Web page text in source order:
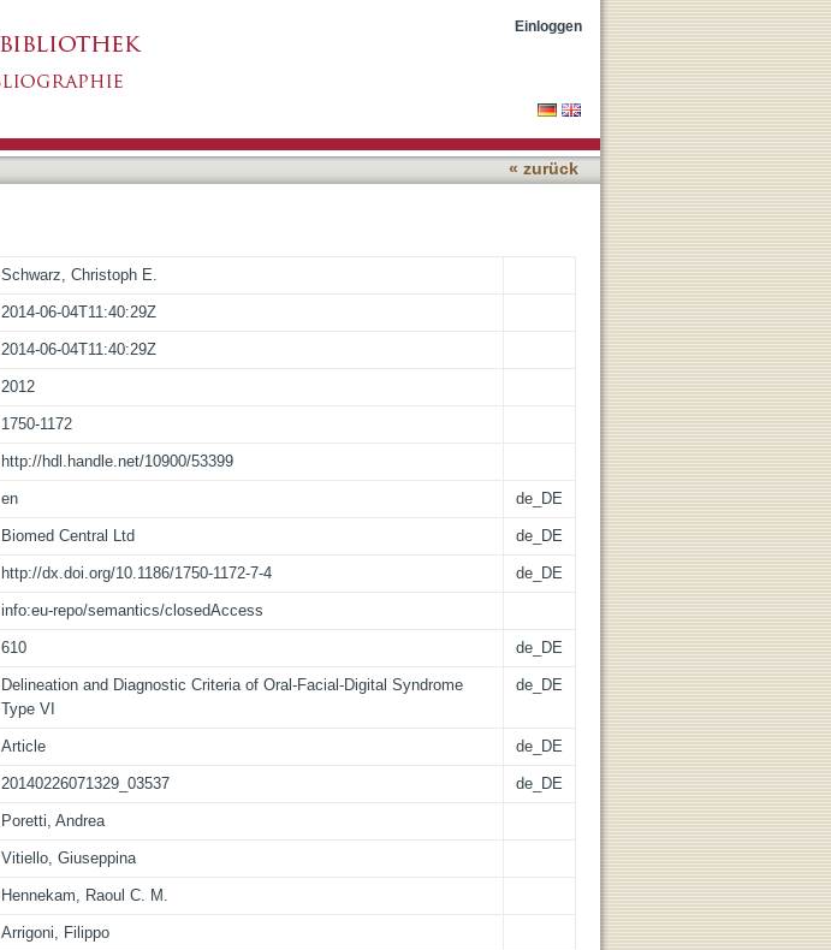
Einloggen
« zurück
Schwarz, Christoph E.
2014-06-04T11:40:29Z
2014-06-04T11:40:29Z
2012
1750-1172
http://hdl.handle.net/10900/53399
en de_DE
Biomed Central Ltd de_DE
http://dx.doi.org/10.1186/1750-1172-7-4 de_DE
info:eu-repo/semantics/closedAccess
610 de_DE
Delineation and Diagnostic Criteria of Oral-Facial-Digital Syndrome
Type VI
de_DE
Article de_DE
20140226071329_03537 de_DE
Poretti, Andrea
Vitiello, Giuseppina
Hennekam, Raoul C. M.
Arrigoni, Filippo